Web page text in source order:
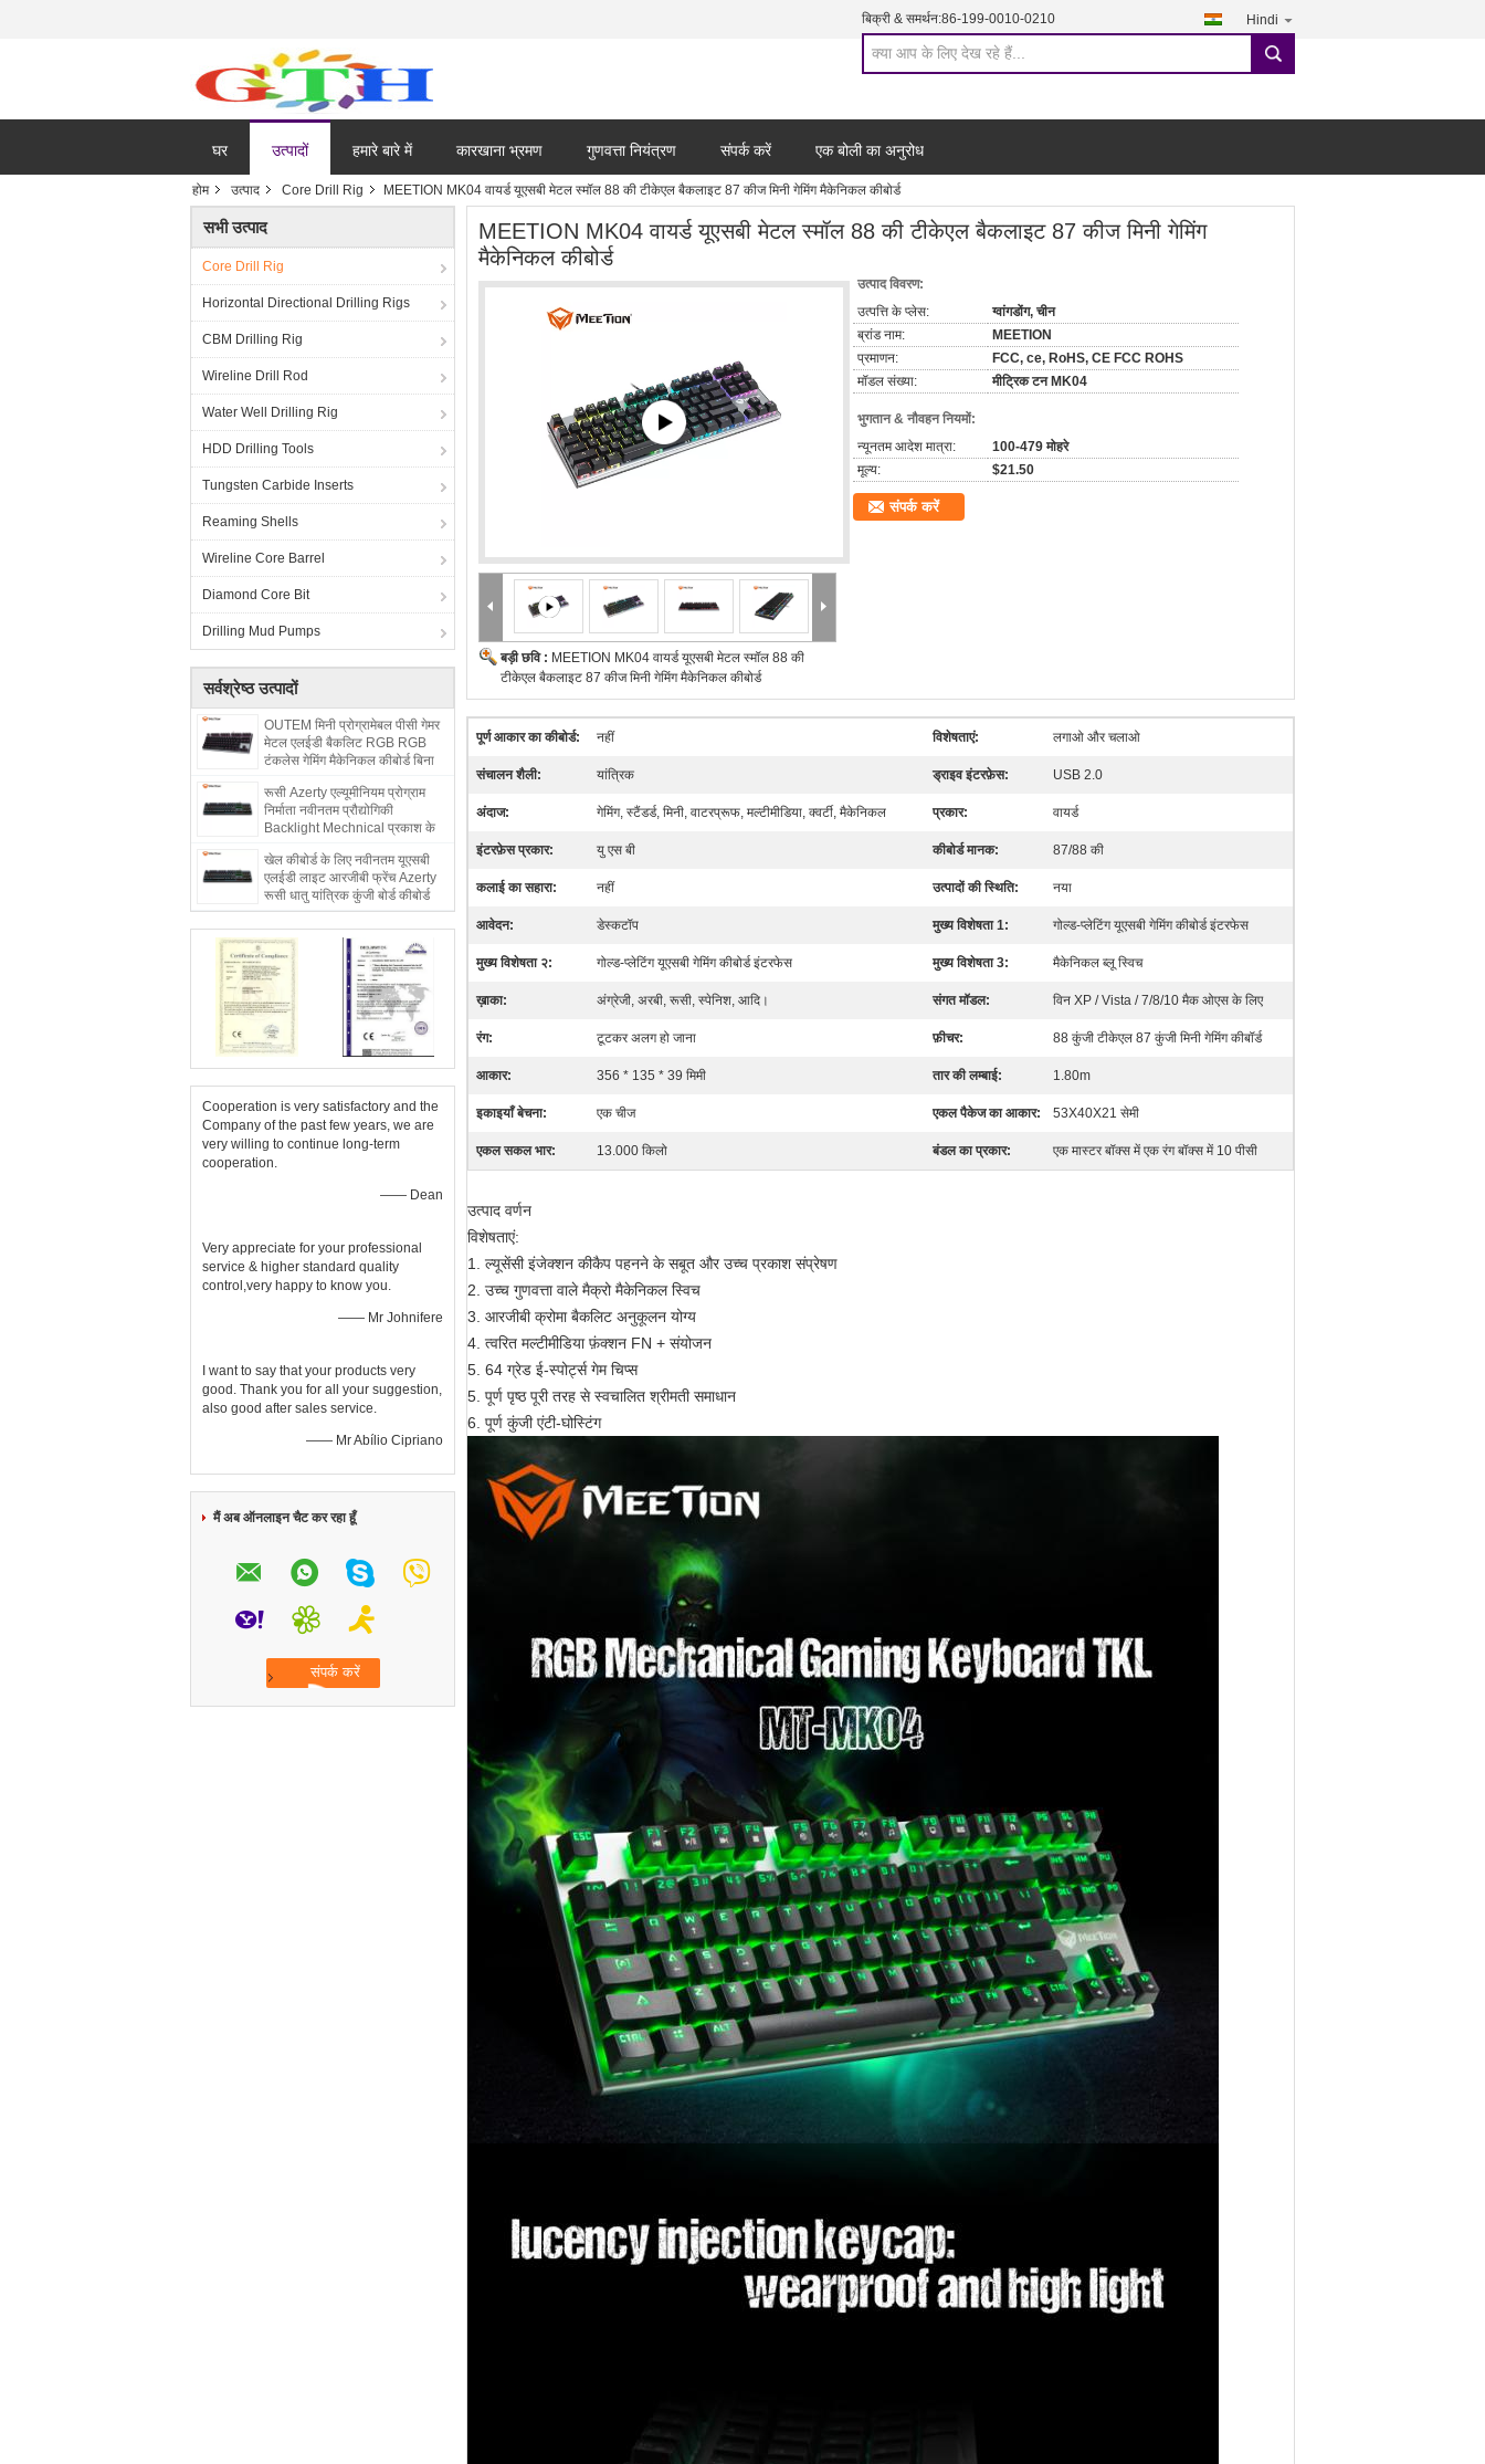
बिक्री & समर्थन:86-199-0010-0210 Hindi
search
घर उत्पादों हमारे बारे में कारखाना भ्रमण गुणवत्ता नियंत्रण संपर्क करें एक बोली का अनुरोध
होम उत्पाद Core Drill Rig MEETION MK04 वायर्ड यूएसबी मेटल स्मॉल 88 की टीकेएल बैकलाइट 87 कीज मिनी गेमिंग मैकेनिकल कीबोर्ड
सभी उत्पाद
Core Drill Rig
Horizontal Directional Drilling Rigs
CBM Drilling Rig
Wireline Drill Rod
Water Well Drilling Rig
HDD Drilling Tools
Tungsten Carbide Inserts
Reaming Shells
Wireline Core Barrel
Diamond Core Bit
Drilling Mud Pumps
सर्वश्रेष्ठ उत्पादों
OUTEM मिनी प्रोग्रामेबल पीसी गेमर
मेटल एलईडी बैकलिट RGB RGB
टंकलेस गेमिंग मैकेनिकल कीबोर्ड बिना
रूसी Azerty एल्यूमीनियम प्रोग्राम
निर्माता नवीनतम प्रौद्योगिकी
Backlight Mechnical प्रकाश के
खेल कीबोर्ड के लिए नवीनतम यूएसबी
एलईडी लाइट आरजीबी फ्रेंच Azerty
रूसी धातु यांत्रिक कुंजी बोर्ड कीबोर्ड
Cooperation is very satisfactory and the
Company of the past few years, we are
very willing to continue long-term
cooperation.
—— Dean
Very appreciate for your professional
service & higher standard quality
control,very happy to know you.
—— Mr Johnifere
I want to say that your products very
good. Thank you for all your suggestion,
also good after sales service.
—— Mr Abílio Cipriano
मैं अब ऑनलाइन चैट कर रहा हूँ
MEETION MK04 वायर्ड यूएसबी मेटल स्मॉल 88 की टीकेएल बैकलाइट 87 कीज मिनी गेमिंग
मैकेनिकल कीबोर्ड
बड़ी छवि : MEETION MK04 वायर्ड यूएसबी मेटल स्मॉल 88 की
टीकेएल बैकलाइट 87 कीज मिनी गेमिंग मैकेनिकल कीबोर्ड
उत्पाद विवरण:
उत्पत्ति के प्लेस:
ग्वांगडोंग, चीन
ब्रांड नाम:
MEETION
प्रमाणन:
FCC, ce, RoHS, CE FCC ROHS
मॉडल संख्या:
मीट्रिक टन MK04
भुगतान & नौवहन नियमों:
न्यूनतम आदेश मात्रा:
100-479 मोहरे
मूल्य:
$21.50
संपर्क करें
पूर्ण आकार का कीबोर्ड: नहीं विशेषताएं: लगाओ और चलाओ
संचालन शैली: यांत्रिक ड्राइव इंटरफ़ेस: USB 2.0
अंदाज: गेमिंग, स्टैंडर्ड, मिनी, वाटरप्रूफ, मल्टीमीडिया, क्वर्टी, मैकेनिकल प्रकार: वायर्ड
इंटरफ़ेस प्रकार: यु एस बी कीबोर्ड मानक: 87/88 की
कलाई का सहारा: नहीं उत्पादों की स्थिति: नया
आवेदन: डेस्कटॉप मुख्य विशेषता 1: गोल्ड-प्लेटिंग यूएसबी गेमिंग कीबोर्ड इंटरफेस
मुख्य विशेषता २: गोल्ड-प्लेटिंग यूएसबी गेमिंग कीबोर्ड इंटरफेस मुख्य विशेषता 3: मैकेनिकल ब्लू स्विच
ख़ाका: अंग्रेजी, अरबी, रूसी, स्पेनिश, आदि। संगत मॉडल: विन XP / Vista / 7/8/10 मैक ओएस के लिए
रंग: टूटकर अलग हो जाना फ़ीचर: 88 कुंजी टीकेएल 87 कुंजी मिनी गेमिंग कीबॉर्ड
आकार: 356 * 135 * 39 मिमी तार की लम्बाई: 1.80m
इकाइयाँ बेचना: एक चीज एकल पैकेज का आकार: 53X40X21 सेमी
एकल सकल भार: 13.000 किलो बंडल का प्रकार: एक मास्टर बॉक्स में एक रंग बॉक्स में 10 पीसी
उत्पाद वर्णन
विशेषताएं:
1. ल्यूसेंसी इंजेक्शन कीकैप पहनने के सबूत और उच्च प्रकाश संप्रेषण
2. उच्च गुणवत्ता वाले मैक्रो मैकेनिकल स्विच
3. आरजीबी क्रोमा बैकलिट अनुकूलन योग्य
4. त्वरित मल्टीमीडिया फ़ंक्शन FN + संयोजन
5. 64 ग्रेड ई-स्पोर्ट्स गेम चिप्स
5. पूर्ण पृष्ठ पूरी तरह से स्वचालित श्रीमती समाधान
6. पूर्ण कुंजी एंटी-घोस्टिंग